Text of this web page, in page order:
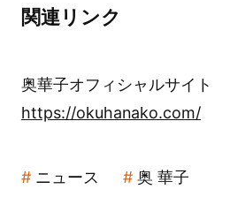
関連リンク
奥華子オフィシャルサイト
https://okuhanako.com/
ニュース 奥 華子